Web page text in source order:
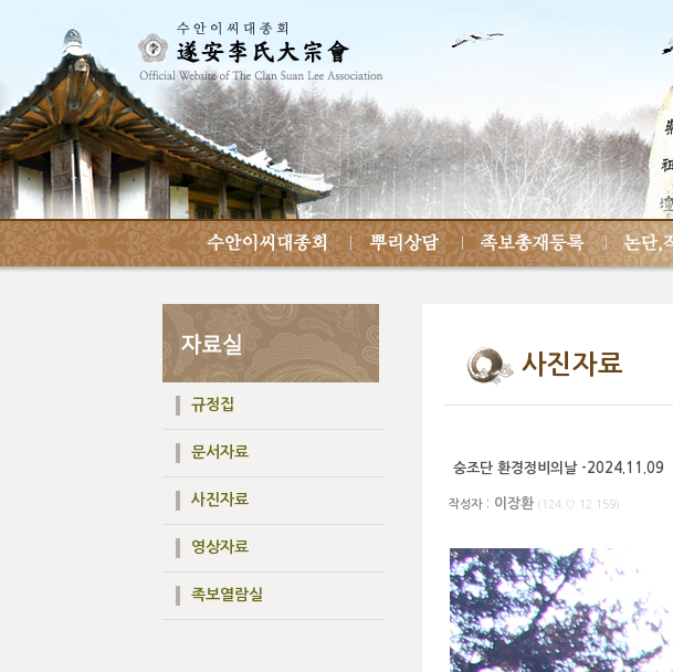
규정집
문서자료
사진자료
영상자료
족보열람실
사진자료
숭조단 환경정비의날 -2024.11.09
작성자: 이장환 (124.♡.12.159)